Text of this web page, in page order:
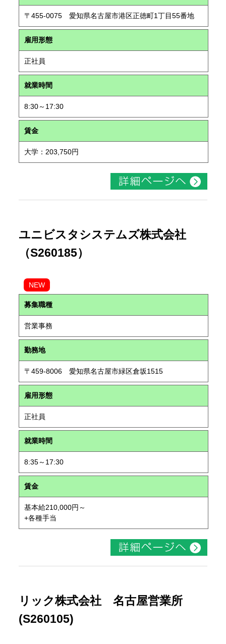
〒455-0075 愛知県名古屋市港区正徳町1丁目55番地
雇用形態
正社員
就業時間
8:30～17:30
賃金
大学：203,750円
ユニビスタシステムズ株式会社
（S260185）
NEW
募集職種
営業事務
勤務地
〒459-8006 愛知県名古屋市緑区倉坂1515
雇用形態
正社員
就業時間
8:35～17:30
賃金
基本給210,000円～
+各種手当
リック株式会社 名古屋営業所
(S260105)